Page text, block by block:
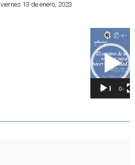
viernes 13 de enero, 2023
de
vídeo
00:00 04:44